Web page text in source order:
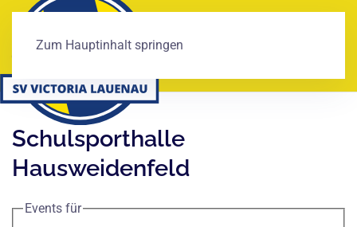
Zum Hauptinhalt springen
Schulsporthalle
Hausweidenfeld
Events für